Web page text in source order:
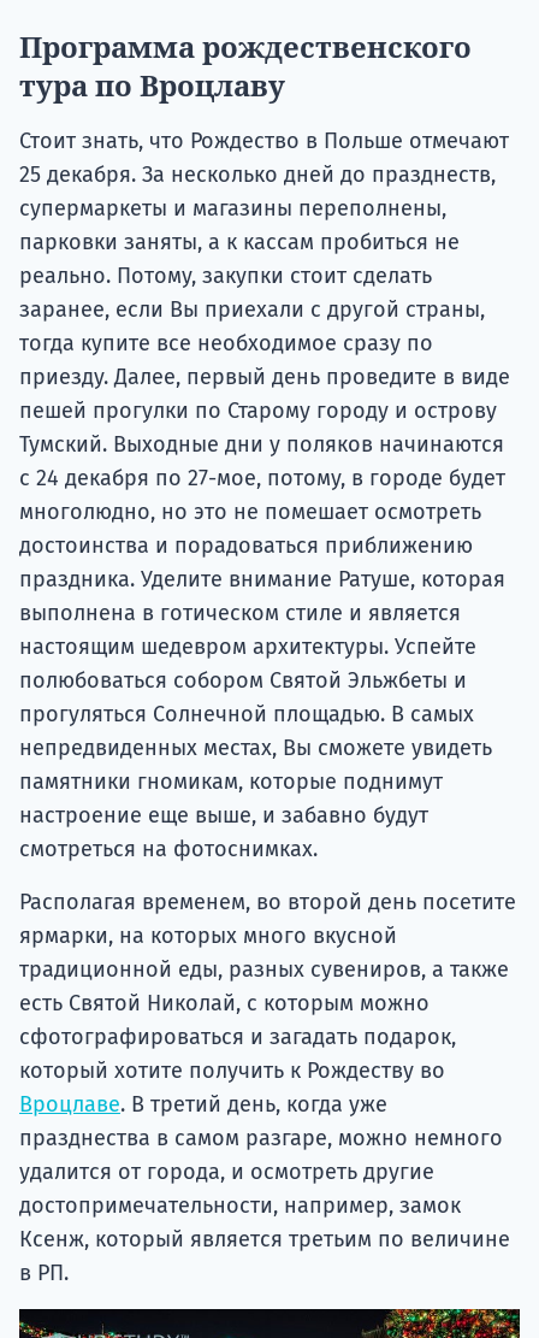
Программа рождественского
тура по Вроцлаву
Стоит знать, что Рождество в Польше отмечают
25 декабря. За несколько дней до празднеств,
супермаркеты и магазины переполнены,
парковки заняты, а к кассам пробиться не
реально. Потому, закупки стоит сделать
заранее, если Вы приехали с другой страны,
тогда купите все необходимое сразу по
приезду. Далее, первый день проведите в виде
пешей прогулки по Старому городу и острову
Тумский. Выходные дни у поляков начинаются
с 24 декабря по 27-мое, потому, в городе будет
многолюдно, но это не помешает осмотреть
достоинства и порадоваться приближению
праздника. Уделите внимание Ратуше, которая
выполнена в готическом стиле и является
настоящим шедевром архитектуры. Успейте
полюбоваться собором Святой Эльжбеты и
прогуляться Солнечной площадью. В самых
непредвиденных местах, Вы сможете увидеть
памятники гномикам, которые поднимут
настроение еще выше, и забавно будут
смотреться на фотоснимках.
Располагая временем, во второй день посетите
ярмарки, на которых много вкусной
традиционной еды, разных сувениров, а также
есть Святой Николай, с которым можно
сфотографироваться и загадать подарок,
который хотите получить к Рождеству во
Вроцлаве. В третий день, когда уже
празднества в самом разгаре, можно немного
удалится от города, и осмотреть другие
достопримечательности, например, замок
Ксенж, который является третьим по величине
в РП.